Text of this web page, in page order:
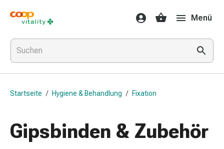
Medikamente
&
Gesundheit
Grippe
&
Erkältung
Grippe-
Erkältung
Medikamente
Menü
Startseite / Hygiene & Behandlung / Fixation
Gipsbinden & Zubehör